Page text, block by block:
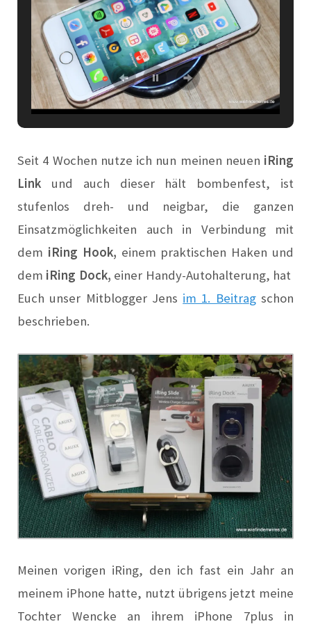
Seit 4 Wochen nutze ich nun meinen neuen iRing
Link und auch dieser hält bombenfest, ist
stufenlos dreh- und neigbar, die ganzen
Einsatzmöglichkeiten auch in Verbindung mit
dem iRing Hook, einem praktischen Haken und
dem iRing Dock, einer Handy-Autohalterung, hat
Euch unser Mitblogger Jens im 1. Beitragschon
beschrieben.
Meinen vorigen iRing, den ich fast ein Jahr an
meinem iPhone hatte, nutzt übrigens jetzt meine
Tochter Wencke an ihrem iPhone 7plus in